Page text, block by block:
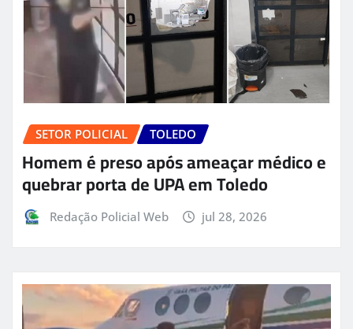
SETOR POLICIAL TOLEDO
Homem é preso após ameaçar médico e
quebrar porta de UPA em Toledo
Redação Policial Web jul 28, 2026